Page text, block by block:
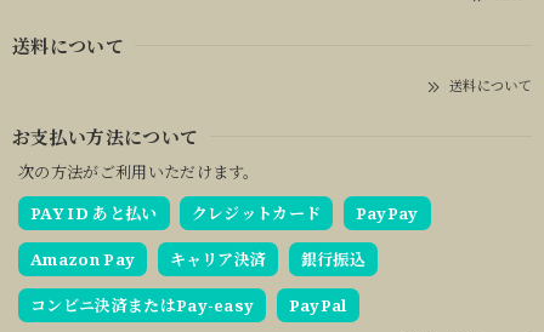
送料について
送料について
お支払い方法について
次の方法がご利用いただけます。
PAY ID あと払い
クレジットカード PayPay
Amazon Pay キャリア決済 銀行振込
コンビニ決済またはPay-easy PayPal